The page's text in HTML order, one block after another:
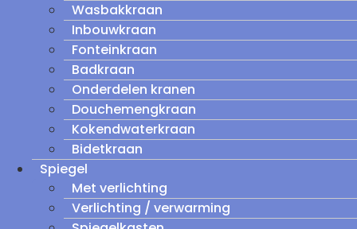
Wasbakkraan
Inbouwkraan
Fonteinkraan
Badkraan
Onderdelen kranen
Douchemengkraan
Kokendwaterkraan
Bidetkraan
Spiegel
Met verlichting
Verlichting / verwarming